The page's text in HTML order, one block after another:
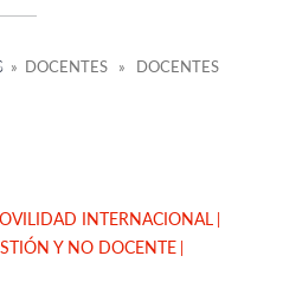
» DOCENTES » DOCENTES
INTERNACIONAL
Y NO DOCENTE